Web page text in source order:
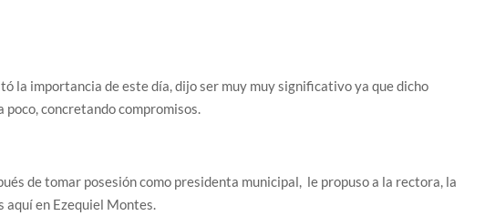
la importancia de este día, dijo ser muy muy significativo ya que dicho
concretando compromisos.
de tomar posesión como presidenta municipal, le propuso a la rectora, la
aquí en Ezequiel Montes.